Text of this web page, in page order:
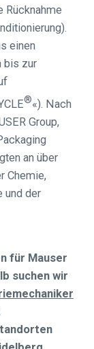
Rücknahme
einen
bis zur
®«). Nach
Group,
an über
Chemie,
und der
für Mauser
suchen wir